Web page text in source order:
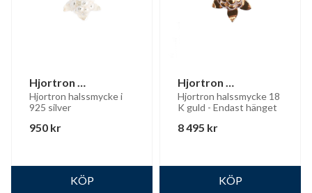
Hjortron
halssmycke
Hjortron halssmycke i
925 silver
950 kr
Hjortron
halssmycke 18K
guld
Hjortron halssmycke 18
K guld - Endast hänget
8 495 kr